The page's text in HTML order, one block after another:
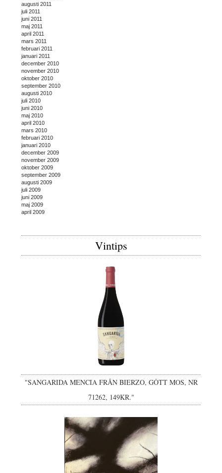
augusti 2011
juli 2011
juni 2011
maj 2011
april 2011
mars 2011
februari 2011
januari 2011
december 2010
november 2010
oktober 2010
september 2010
augusti 2010
juli 2010
juni 2010
maj 2010
april 2010
mars 2010
februari 2010
januari 2010
december 2009
november 2009
oktober 2009
september 2009
augusti 2009
juli 2009
juni 2009
maj 2009
april 2009
Vintips
"SANGARIDA MENCIA FRÅN BIERZO, GÔTT MOS, NR
71262, 149KR."